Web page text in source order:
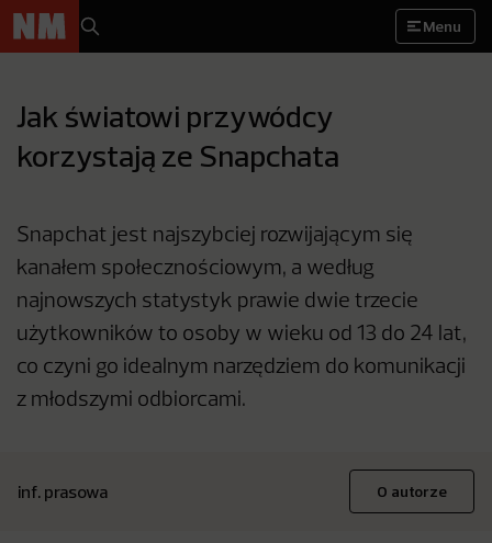
Menu
Jak światowi przywódcy
korzystają ze Snapchata
Snapchat jest najszybciej rozwijającym się
kanałem społecznościowym, a według
najnowszych statystyk prawie dwie trzecie
użytkowników to osoby w wieku od 13 do 24 lat,
co czyni go idealnym narzędziem do komunikacji
z młodszymi odbiorcami.
inf. prasowa O autorze